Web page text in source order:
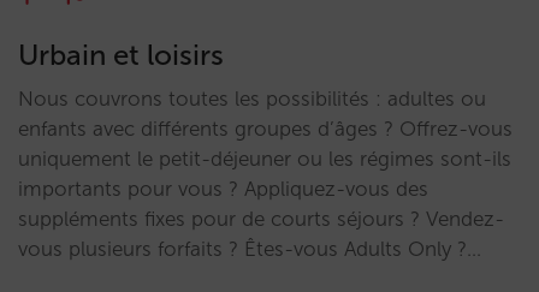
Urbain et loisirs
Nous couvrons toutes les possibilités : adultes ou
enfants avec différents groupes d’âges ? Offrez-vous
uniquement le petit-déjeuner ou les régimes sont-ils
importants pour vous ? Appliquez-vous des
suppléments fixes pour de courts séjours ? Vendez-
vous plusieurs forfaits ? Êtes-vous Adults Only ?…